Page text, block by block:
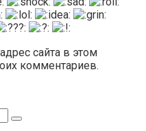
сайта в этом
комментариев.